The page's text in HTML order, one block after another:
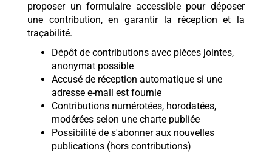
proposer un formulaire accessible pour déposer
une contribution, en garantir la réception et la
traçabilité.
Dépôt de contributions avec pièces jointes,
anonymat possible
Accusé de réception automatique si une
adresse e-mail est fournie
Contributions numérotées, horodatées,
modérées selon une charte publiée
Possibilité de s'abonner aux nouvelles
publications (hors contributions)